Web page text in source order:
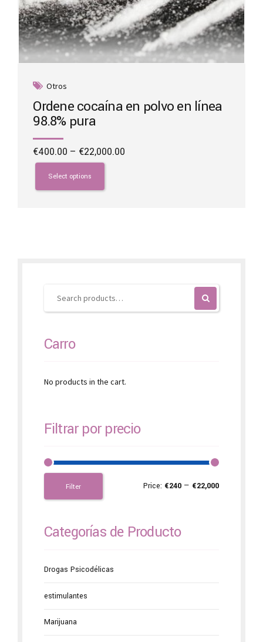
Otros
Ordene cocaína en polvo en línea
98.8% pura
€400.00 – €22,000.00
Select options
This
product
has
product
Carro
No products in the cart.
Filtrar por precio
Filter Price: €240 — €22,000
Categorías de Producto
Drogas Psicodélicas
estimulantes
Marijuana